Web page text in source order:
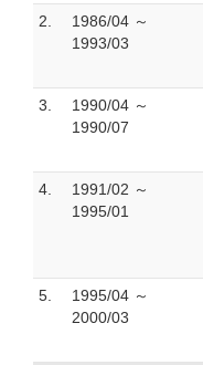
2.
1986/04 ～
1993/03
3.
1990/04 ～
1990/07
4.
1991/02 ～
1995/01
5.
1995/04 ～
2000/03